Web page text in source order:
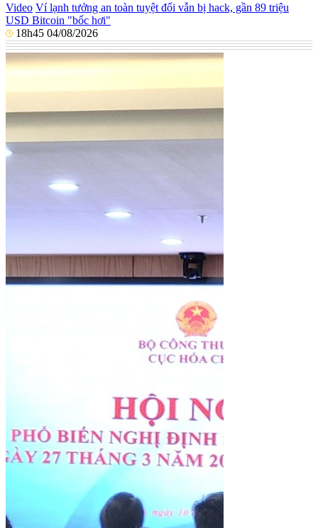
Video Ví lạnh tưởng an toàn tuyệt đối vẫn bị hack, gần 89 triệu
USD Bitcoin "bốc hơi"
18h45 04/08/2026